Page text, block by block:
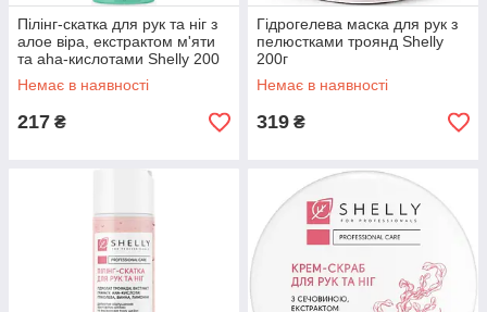
Пілінг-скатка для рук та ніг з
алое віра, екстрактом м'яти
та aha-кислотами Shelly 200
мл
Немає в наявності
217 ₴
Гідрогелева маска для рук з
пелюстками троянд Shelly
200г
Немає в наявності
319 ₴